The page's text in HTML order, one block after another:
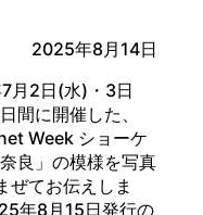
2025年8月14日
月2日(水)・3日
間に開催した、
Week ショーケ
良」の模様を写真
ぜてお伝えしま
年8月15日発行の